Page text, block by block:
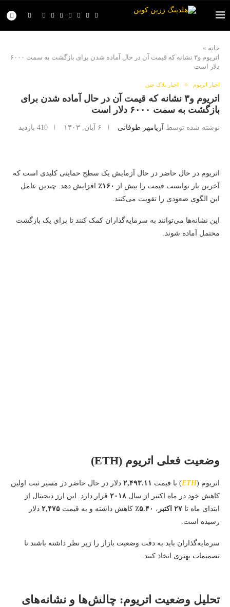
خانه »
اتریوم و۳ نشانه که قیمت آن در حال آماده شدن برای بازگشت به سمت ۶۰۰۰
دلار است
اخبار اتریوم اخبار بلاک چین
اتریوم و۳ نشانه که قیمت آن در حال آماده شدن برای
بازگشت به سمت ۶۰۰۰ دلار است
نوشته شده توسط آریامهر طوفانی ۶ آبان, ۱۴۰۳ 410 بازدید
اتریوم در حال حاضر در حال آزمایش یک سطح حمایتی کلیدی است که
آخرین بار توانست قیمت را بیش از
۱۶۰٪
افزایش دهد. چندین عامل
این الگوی صعودی را تقویت می‌کنند.
این نشانه‌ها می‌توانند به سرمایه‌گذاران کمک کنند تا برای یک بازگشت
محتمل آماده شوند.
وضعیت فعلی اتریوم (ETH)
اتریوم (ETH) با قیمت ۲,۴۹۳.۱۱ دلار در حال حاضر در مسیر ثبت اولین
کاهش خود در ماه اکتبر از سال ۲۰۱۸ قرار دارد. این ارز دیجیتال از
ابتدای ماه تا ۲۷ اکتبر ، ۵.۴۰٪ کاهش داشته و به قیمت ۲,۴۷۵ دلار
رسیده است.
سرمایه‌گذاران باید به دقت وضعیت بازار را زیر نظر داشته باشند تا
تصمیمات بهتری اتخاذ کنند.
تحلیل وضعیت اتریوم: چالش‌ها و نشانه‌های